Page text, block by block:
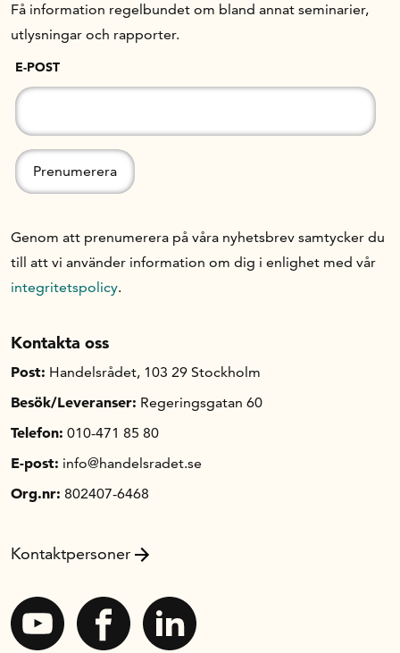
Få information regelbundet om bland annat seminarier,
utlysningar och rapporter.
E-POST
Genom att prenumerera på våra nyhetsbrev samtycker du
till att vi använder information om dig i enlighet med vår
integritetspolicy.
Kontakta oss
Post: Handelsrådet, 103 29 Stockholm
Besök/Leveranser: Regeringsgatan 60
Telefon: 010-471 85 80
E-post: info@handelsradet.se
Org.nr: 802407-6468
Kontaktpersoner